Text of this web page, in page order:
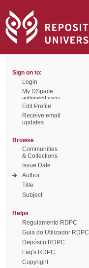
Sign on to:
Login
My DSpace
authorized users
Edit Profile
Receive email
updates
Browse
Communities
& Collections
Issue Date
Author
Title
Subject
Helps
Regulamento RDPC
Guia do Utilizador RDPC
Depósito RDPC
Faq's RDPC
Copyright